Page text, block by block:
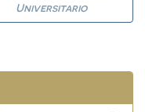
Universitario